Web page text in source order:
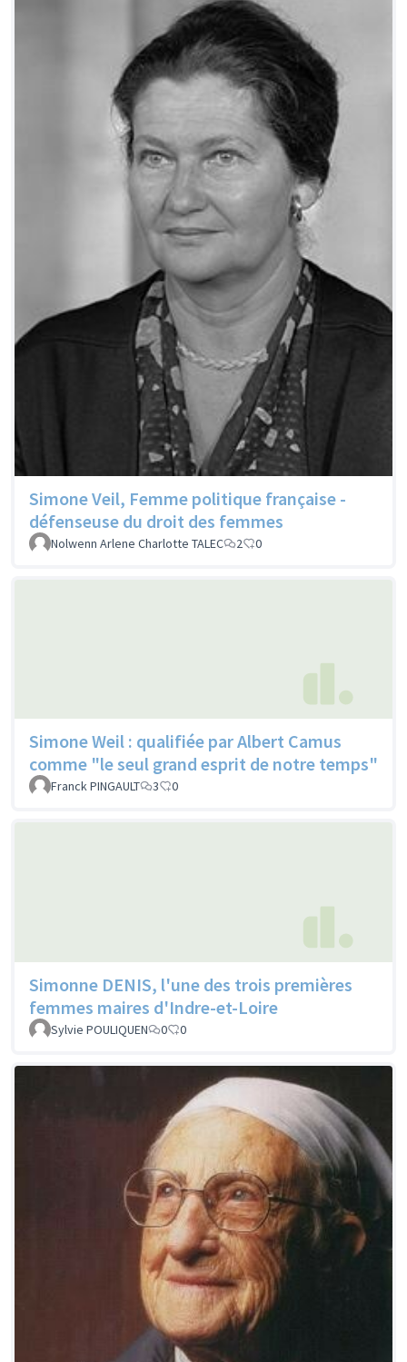
Simone Veil, Femme politique française -
défenseuse du droit des femmes
Nolwenn Arlene Charlotte TALEC 2 0
Simone Weil : qualifiée par Albert Camus
comme "le seul grand esprit de notre temps"
Franck PINGAULT 3 0
Simonne DENIS, l'une des trois premières
femmes maires d'Indre-et-Loire
Sylvie POULIQUEN 0 0